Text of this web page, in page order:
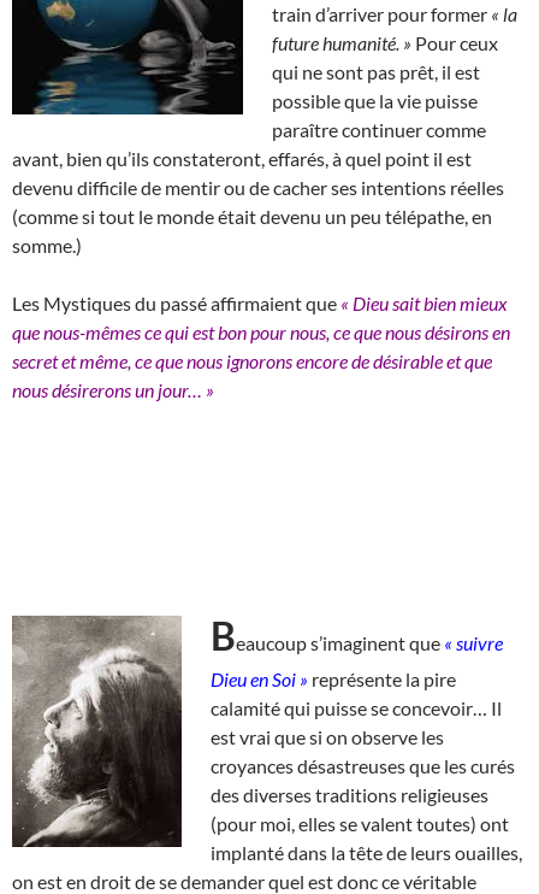
train d’arriver pour former « la
future humanité. » Pour ceux
qui ne sont pas prêt, il est
possible que la vie puisse
paraître continuer comme
avant, bien qu’ils constateront, effarés, à quel point il est
devenu difficile de mentir ou de cacher ses intentions réelles
(comme si tout le monde était devenu un peu télépathe, en
somme.)
Les Mystiques du passé affirmaient que « Dieu sait bien mieux
que nous-mêmes ce qui est bon pour nous, ce que nous désirons en
secret et même, ce que nous ignorons encore de désirable et que
nous désirerons un jour… »
Beaucoup s’imaginent que « suivre
Dieu en Soi » représente la pire
calamité qui puisse se concevoir… Il
est vrai que si on observe les
croyances désastreuses que les curés
des diverses traditions religieuses
(pour moi, elles se valent toutes) ont
implanté dans la tête de leurs ouailles,
on est en droit de se demander quel est donc ce véritable